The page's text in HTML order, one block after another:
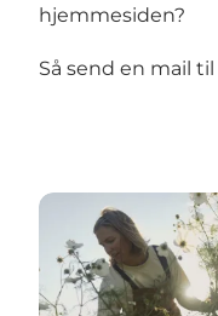
hjemmesiden?
Så send en mail til